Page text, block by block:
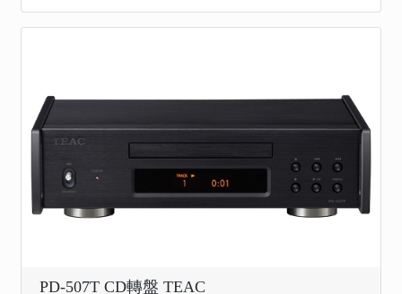
PD-507T CD轉盤 TEAC